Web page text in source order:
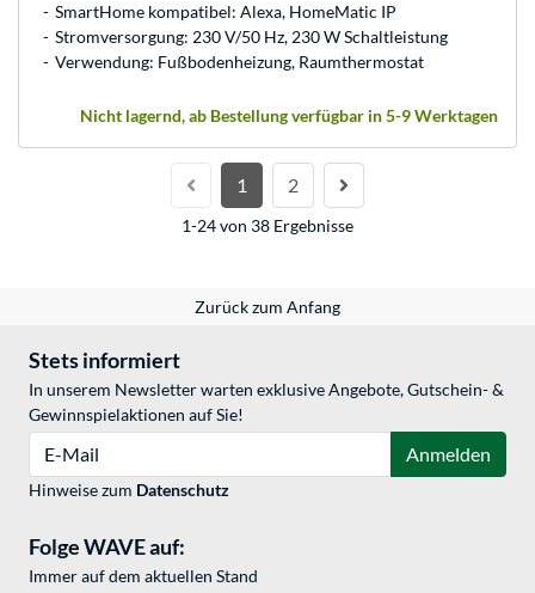
SmartHome kompatibel: Alexa, HomeMatic IP
Stromversorgung: 230 V/50 Hz, 230 W Schaltleistung
Verwendung: Fußbodenheizung, Raumthermostat
Nicht lagernd, ab Bestellung verfügbar in 5-9 Werktagen
1 2
1-24 von 38 Ergebnisse
Zurück zum Anfang
Stets informiert
In unserem Newsletter warten exklusive Angebote, Gutschein- &
Gewinnspielaktionen auf Sie!
Anmelden
Hinweise zum Datenschutz
Folge WAVE auf:
Immer auf dem aktuellen Stand